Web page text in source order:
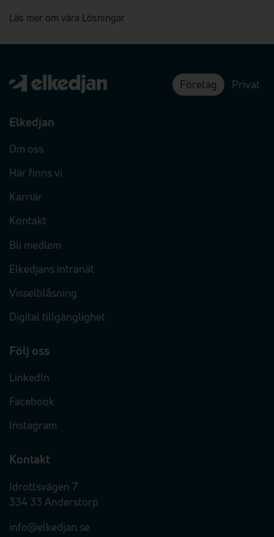
Läs mer om våra Lösningar
Företag Privat
Elkedjan
Om oss
Här finns vi
Karriär
Kontakt
Bli medlem
Elkedjans intranät
Visselblåsning
Digital tillgänglighet
Följ oss
LinkedIn
Facebook
Instagram
Kontakt
Idrottsvägen 7
334 33 Anderstorp
info@elkedjan.se